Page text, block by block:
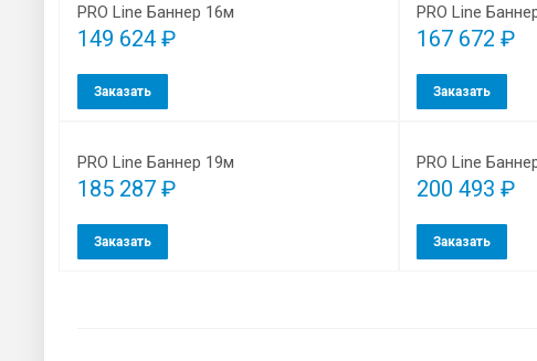
PRO Line Баннер 16м
149 624 ₽
Заказать
PRO Line
167 672 ₽
Заказать
PRO Line Баннер 19м
185 287 ₽
Заказать
PRO Line
200 493 ₽
Заказать